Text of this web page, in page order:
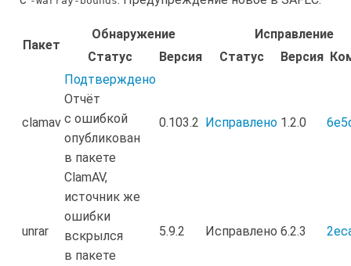
Пакет
Обнаружение
Исправление
Статус
Версия Статус Версия
clamav
Подтверждено
Отчёт
с ошибкой
опубликован
в пакете
ClamAV,
источник же
ошибки
вскрылся
в пакете
0.103.2 Исправлено 1.2.0
unrar 5.9.2 Исправлено 6.2.3